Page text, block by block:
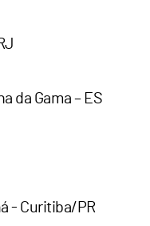
da Gama – ES
- Curitiba/PR